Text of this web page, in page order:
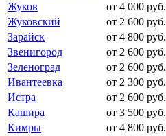
Жуков
от 4 000 руб.
Жуковский
от 2 600 руб.
Зарайск
от 4 800 руб.
Звенигород
от 2 600 руб.
Зеленоград
от 2 600 руб.
Ивантеевка
от 2 300 руб.
Истра
от 2 600 руб.
Кашира
от 3 500 руб.
Кимры
от 4 800 руб.